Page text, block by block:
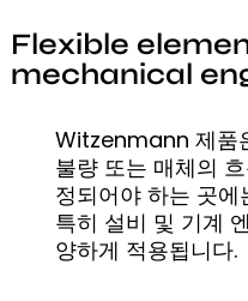
Flexible
mechanical
Witzenmann 제품
불량 또는 매체의
정되어야 하는 곳
특히 설비 및 기계
양하게 적용됩니다.